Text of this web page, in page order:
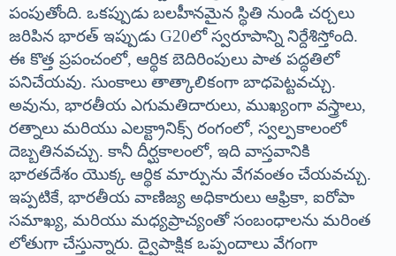
పంపుతోంది. ఒకప్పుడు బలహీనమైన స్థితి నుండి చర్చలు
జరిపిన భారత్ ఇప్పుడు G20లో స్వరూపాన్ని నిర్దేశిస్తోంది.
ఈ కొత్త ప్రపంచంలో, ఆర్థిక బెదిరింపులు పాత పద్ధతిలో
పనిచేయవు. సుంకాలు తాత్కాలికంగా బాధపెట్టవచ్చు.
అవును, భారతీయ ఎగుమతిదారులు, ముఖ్యంగా వస్త్రాలు,
రత్నాలు మరియు ఎలక్ట్రానిక్స్ రంగంలో, స్వల్పకాలంలో
దెబ్బతినవచ్చు. కానీ దీర్ఘకాలంలో, ఇది వాస్తవానికి
భారతదేశం యొక్క ఆర్థిక మార్పును వేగవంతం చేయవచ్చు.
ఇప్పటికే, భారతీయ వాణిజ్య అధికారులు ఆఫ్రికా, ఐరోపా
సమాఖ్య, మరియు మధ్యప్రాచ్యంతో సంబంధాలను మరింత
లోతుగా చేస్తున్నారు. ద్వైపాక్షిక ఒప్పందాలు వేగంగా